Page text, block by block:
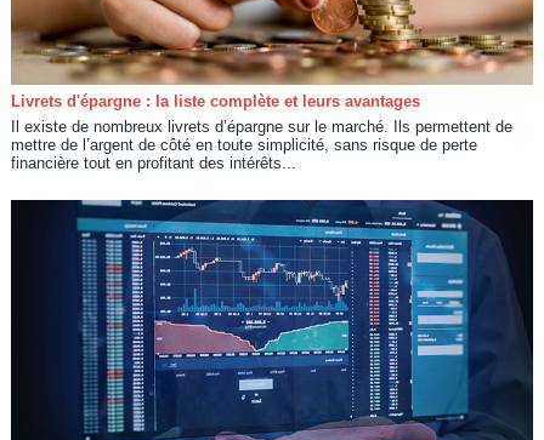
Livrets d'épargne : la liste complète et leurs avantages
Il existe de nombreux livrets d’épargne sur le marché. Ils permettent de
mettre de l’argent de côté en toute simplicité, sans risque de perte
financière tout en profitant des intérêts...